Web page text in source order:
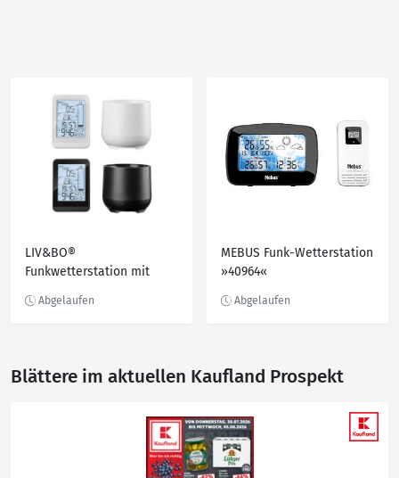
LIV&BO®
Funkwetterstation mit
MEBUS Funk-Wetterstation
»40964«
Blättere im aktuellen Kaufland Prospekt